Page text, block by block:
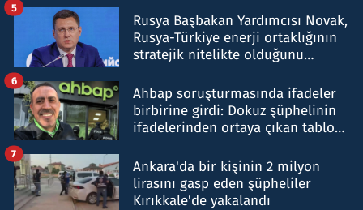
Rusya Başbakan Yardımcısı Novak,
Rusya-Türkiye enerji ortaklığının
stratejik nitelikte olduğunu
5
Ahbap soruşturmasında ifadeler
birbirine girdi: Dokuz şüphelinin
ifadelerinden ortaya çıkan tablo
6
Ankara'da bir kişinin 2 milyon
lirasını gasp eden şüpheliler
Kırıkkale'de yakalandı
7